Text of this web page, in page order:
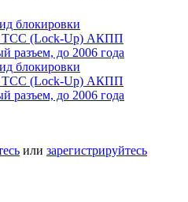
или зарегистрируйтесь